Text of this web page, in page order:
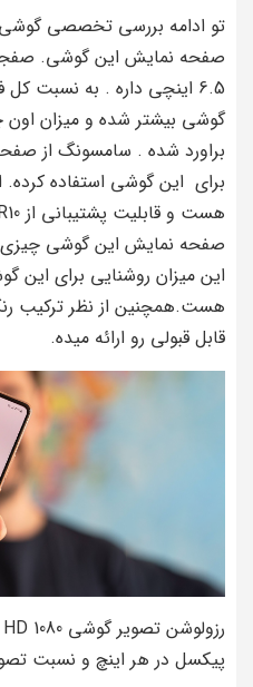
6.5 اینچی داره . به نسبت
این میزان روشنایی برای این
هست.همچنین از نظر ترکیب
قابل قبولی رو ارائه میده.
پیکسل در هر اینچ و نسبت تصویر 20:9